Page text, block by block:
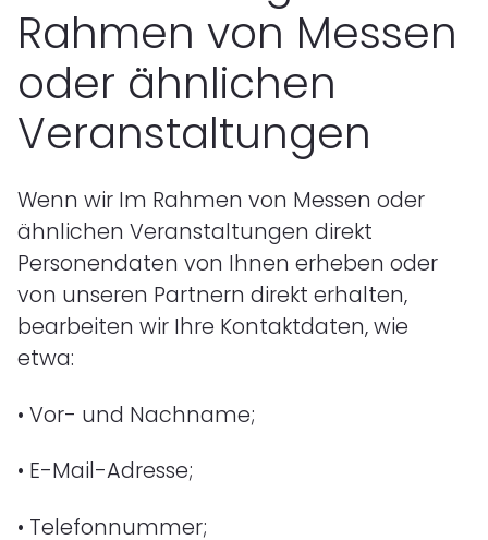
Rahmen von Messen
oder ähnlichen
Veranstaltungen
Wenn wir Im Rahmen von Messen oder
ähnlichen Veranstaltungen direkt
Personendaten von Ihnen erheben oder
von unseren Partnern direkt erhalten,
bearbeiten wir Ihre Kontaktdaten, wie
etwa:
• Vor- und Nachname;
• E-Mail-Adresse;
• Telefonnummer;